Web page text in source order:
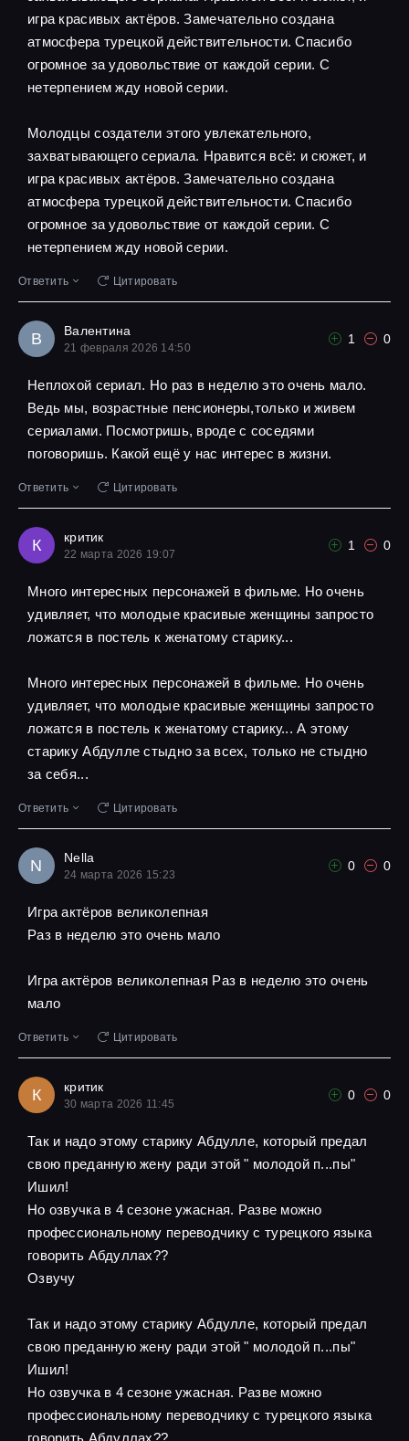
игра красивых актёров. Замечательно создана
атмосфера турецкой действительности. Спасибо
огромное за удовольствие от каждой серии. С
нетерпением жду новой серии.
Молодцы создатели этого увлекательного,
захватывающего сериала. Нравится всё: и сюжет, и
игра красивых актёров. Замечательно создана
атмосфера турецкой действительности. Спасибо
огромное за удовольствие от каждой серии. С
нетерпением жду новой серии.
Ответить Цитировать
В Валентина
21 февраля 2026 14:50
1 0
Неплохой сериал. Но раз в неделю это очень мало.
Ведь мы, возрастные пенсионеры,только и живем
сериалами. Посмотришь, вроде с соседями
поговоришь. Какой ещё у нас интерес в жизни.
Ответить Цитировать
К критик
22 марта 2026 19:07
1 0
Много интересных персонажей в фильме. Но очень
удивляет, что молодые красивые женщины запросто
ложатся в постель к женатому старику...
Много интересных персонажей в фильме. Но очень
удивляет, что молодые красивые женщины запросто
ложатся в постель к женатому старику... А этому
старику Абдулле стыдно за всех, только не стыдно
за себя...
Ответить Цитировать
N Nella
24 марта 2026 15:23
0 0
Игра актёров великолепная
Pаз в неделю это очень мало
Игра актёров великолепная Pаз в неделю это очень
мало
Ответить Цитировать
К критик
30 марта 2026 11:45
0 0
Так и надо этому старику Абдулле, который предал
свою преданную жену ради этой " молодой п...пы"
Ишил!
Но озвучка в 4 сезоне ужасная. Разве можно
профессиональному переводчику с турецкого языка
говорить Абдуллах??
Озвучу
Так и надо этому старику Абдулле, который предал
свою преданную жену ради этой " молодой п...пы"
Ишил!
Но озвучка в 4 сезоне ужасная. Разве можно
профессиональному переводчику с турецкого языка
говорить Абдуллах??